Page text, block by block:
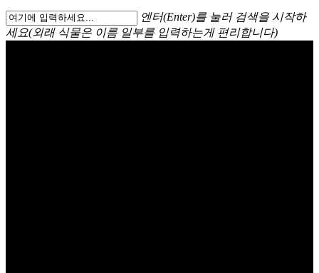
엔터(Enter)를 눌러 검색을 시작하
세요(외래 식물은 이름 일부를 입력하는게 편리합니다)